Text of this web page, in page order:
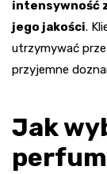
intensywność
jego jakości.
utrzymywać
przyjemne
Jak